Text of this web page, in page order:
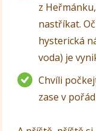
z
nastříkat.
hysterická
voda) je
Chvíli
zase v